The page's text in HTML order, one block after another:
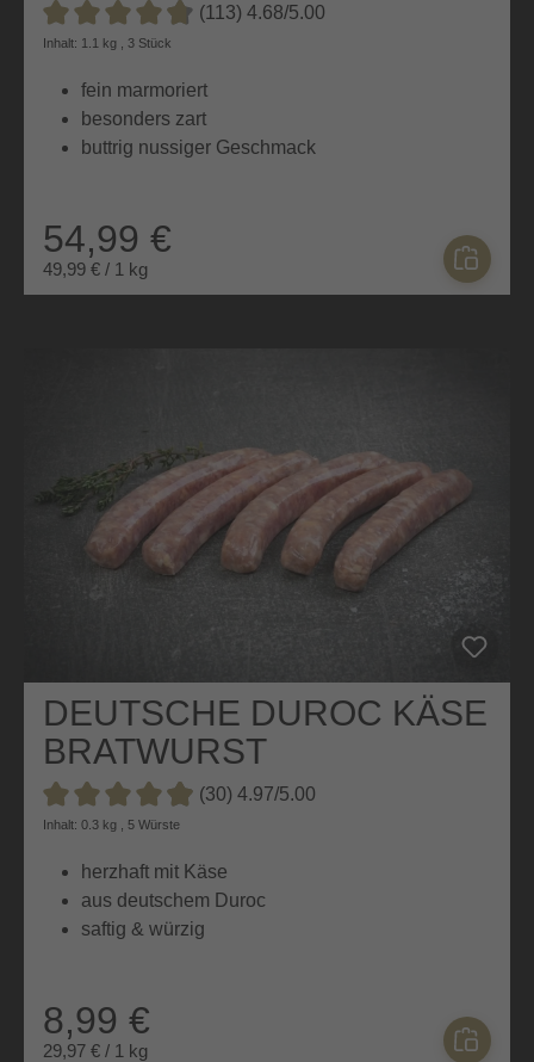
Durchschnittliche Bewertung von 4.6 von 5 Sternen
(113) 4.68/5.00
Inhalt: 1.1 kg , 3 Stück
fein marmoriert
besonders zart
buttrig nussiger Geschmack
54,99 €
49,99 € / 1 kg
DEUTSCHE DUROC KÄSE
BRATWURST
Durchschnittliche Bewertung von 4.9 von 5 Sternen
(30) 4.97/5.00
Inhalt: 0.3 kg , 5 Würste
herzhaft mit Käse
aus deutschem Duroc
saftig & würzig
8,99 €
29,97 € / 1 kg